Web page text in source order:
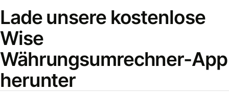
Lade unsere kostenlose
Wise
Währungsumrechner-App
herunter